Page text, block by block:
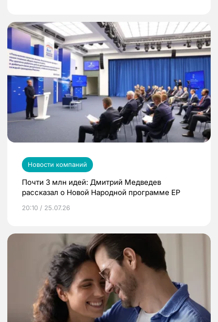
Новости компаний
Почти 3 млн идей: Дмитрий Медведев
рассказал о Новой Народной программе ЕР
20:10 / 25.07.26